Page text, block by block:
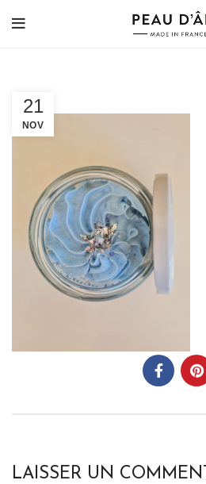
21
NOV
LAISSER UN